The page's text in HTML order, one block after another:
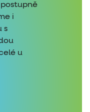
i
s
u